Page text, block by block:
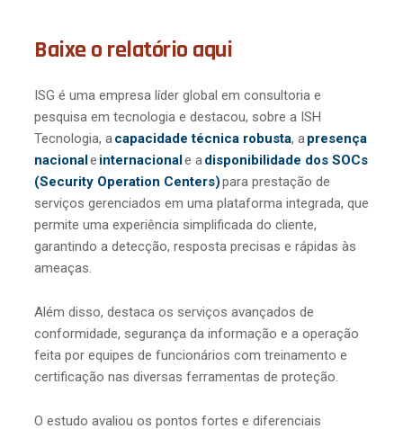
Baixe o relatório aqui
ISG é uma empresa líder global em consultoria e
pesquisa em tecnologia e destacou, sobre a ISH
Tecnologia, acapacidade técnica robusta, apresença
nacionale internacionale adisponibilidade dos SOCs
(Security Operation Centers)para prestação de
serviços gerenciados em uma plataforma integrada, que
permite uma experiência simplificada do cliente,
garantindo a detecção, resposta precisas e rápidas às
ameaças.
Além disso, destaca os serviços avançados de
conformidade, segurança da informação e a operação
feita por equipes de funcionários com treinamento e
certificação nas diversas ferramentas de proteção.
O estudo avaliou os pontos fortes e diferenciais